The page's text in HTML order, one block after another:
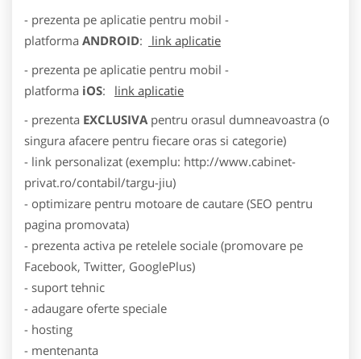
- prezenta pe aplicatie pentru mobil -
platforma ANDROID:
link aplicatie
- prezenta pe aplicatie pentru mobil -
platforma iOS:
link aplicatie
- prezenta EXCLUSIVA pentru orasul dumneavoastra (o
singura afacere pentru fiecare oras si categorie)
- link personalizat (exemplu: http://www.cabinet-
privat.ro/contabil/targu-jiu)
- optimizare pentru motoare de cautare (SEO pentru
pagina promovata)
- prezenta activa pe retelele sociale (promovare pe
Facebook, Twitter, GooglePlus)
- suport tehnic
- adaugare oferte speciale
- hosting
- mentenanta